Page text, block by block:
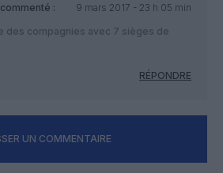
:
9 mars 2017 - 23 h 05 min
des compagnies avec 7 sièges de
RÉPONDRE
UN COMMENTAIRE